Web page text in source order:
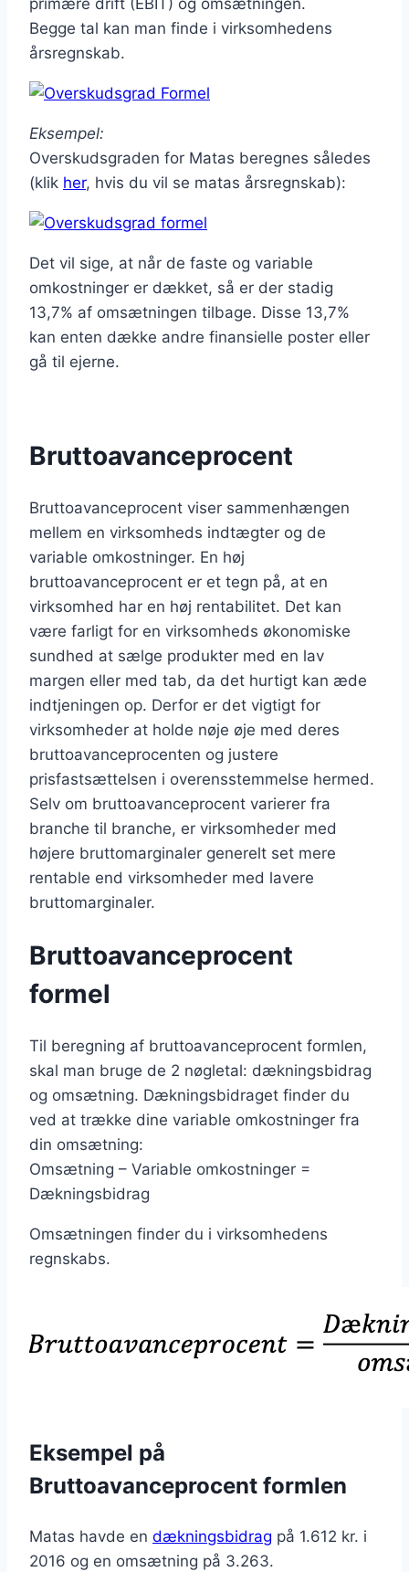
primære drift (EBIT) og omsætningen.
Begge tal kan man finde i virksomhedens
årsregnskab.
Eksempel:
Overskudsgraden for Matas beregnes således
(klik her, hvis du vil se matas årsregnskab):
Det vil sige, at når de faste og variable
omkostninger er dækket, så er der stadig
13,7% af omsætningen tilbage. Disse 13,7%
kan enten dække andre finansielle poster eller
gå til ejerne.
Bruttoavanceprocent
Bruttoavanceprocent viser sammenhængen
mellem en virksomheds indtægter og de
variable omkostninger. En høj
bruttoavanceprocent er et tegn på, at en
virksomhed har en høj rentabilitet. Det kan
være farligt for en virksomheds økonomiske
sundhed at sælge produkter med en lav
margen eller med tab, da det hurtigt kan æde
indtjeningen op. Derfor er det vigtigt for
virksomheder at holde nøje øje med deres
bruttoavanceprocenten og justere
prisfastsættelsen i overensstemmelse hermed.
Selv om bruttoavanceprocent varierer fra
branche til branche, er virksomheder med
højere bruttomarginaler generelt set mere
rentable end virksomheder med lavere
bruttomarginaler.
Bruttoavanceprocent
formel
Til beregning af bruttoavanceprocent formlen,
skal man bruge de 2 nøgletal: dækningsbidrag
og omsætning. Dækningsbidraget finder du
ved at trække dine variable omkostninger fra
din omsætning:
Omsætning – Variable omkostninger =
Dækningsbidrag
Omsætningen finder du i virksomhedens
regnskabs.
Eksempel på
Bruttoavanceprocent formlen
Matas havde en dækningsbidrag på 1.612 kr. i
2016 og en omsætning på 3.263.